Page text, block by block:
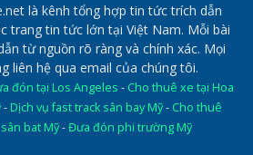
là kênh tổng hợp tin tức trích dẫn
trang tin tức lớn tại Việt Nam. Mỗi bài
từ nguồn rõ ràng và chính xác. Mọi
liên hệ qua email của chúng tôi.
đón tại Los Angeles - Cho thuê xe tại Hoa
- Dịch vụ fast track sân bay Mỹ- Cho thuê
bat Mỹ-Đưa đón phi trường Mỹ